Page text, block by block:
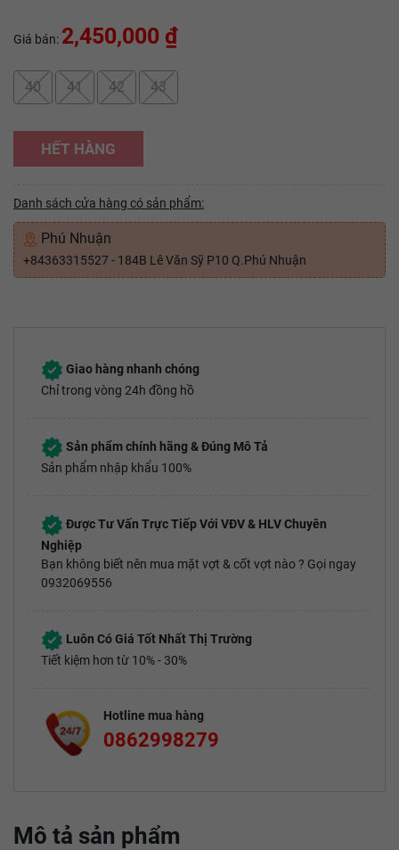
Giá bán: 2,450,000 ₫
40 41 42 43
HẾT HÀNG
Danh sách cửa hàng có sản phẩm:
Phú Nhuận
+84363315527 - 184B Lê Văn Sỹ P10 Q.Phú Nhuận
Giao hàng nhanh chóng
Chỉ trong vòng 24h đồng hồ
Sản phẩm chính hãng & Đúng Mô Tả
Sản phẩm nhập khẩu 100%
Được Tư Vấn Trực Tiếp Với VĐV & HLV Chuyên
Nghiệp
Bạn không biết nên mua mặt vợt & cốt vợt nào ? Gọi ngay
0932069556
Luôn Có Giá Tốt Nhất Thị Trường
Tiết kiệm hơn từ 10% - 30%
Hotline mua hàng
0862998279
Mô tả sản phẩm